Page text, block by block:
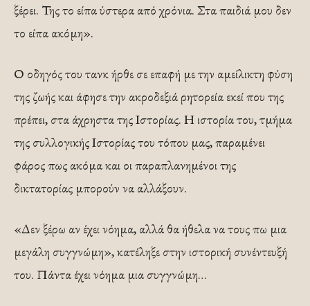
ξέρει. Της το είπα ύστερα από χρόνια. Στα παιδιά μου δεν
το είπα ακόμη».
Ο οδηγός του τανκ ήρθε σε επαφή με την αμείλικτη φύση
της ζωής και άφησε την ακροδεξιά ρητορεία εκεί που της
πρέπει, στα άχρηστα της Ιστορίας. Η ιστορία του, τμήμα
της συλλογικής Ιστορίας του τόπου μας, παραμένει
φάρος πως ακόμα και οι παραπλανημένοι της
δικτατορίας μπορούν να αλλάξουν.
«Δεν ξέρω αν έχει νόημα, αλλά θα ήθελα να τους πω μια
μεγάλη συγγνώμη», κατέληξε στην ιστορική συνέντευξή
του. Πάντα έχει νόημα μια συγγνώμη…